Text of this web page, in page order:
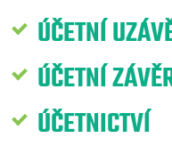
ÚČETNÍ
ÚČETNÍ
ÚČETNICTVÍ